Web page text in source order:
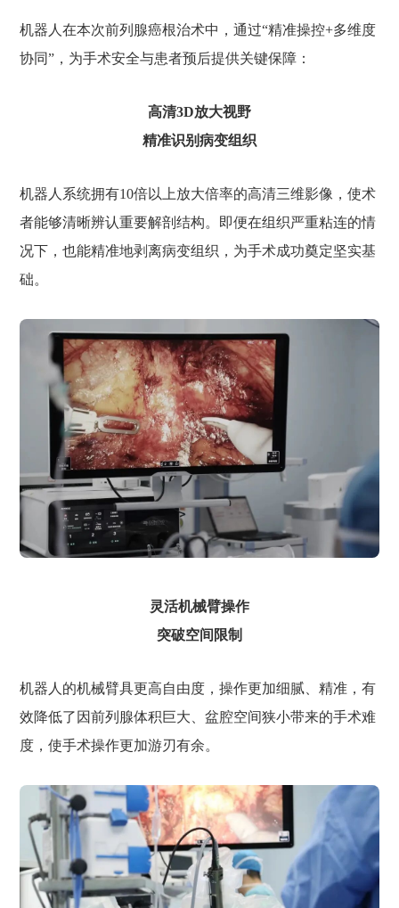
机器人在本次前列腺癌根治术中，通过“精准操控+多维度
协同”，为手术安全与患者预后提供关键保障：
高清3D放大视野
精准识别病变组织
机器人系统拥有10倍以上放大倍率的高清三维影像，使术
者能够清晰辨认重要解剖结构。即便在组织严重粘连的情
况下，也能精准地剥离病变组织，为手术成功奠定坚实基
础。
灵活机械臂操作
突破空间限制
机器人的机械臂具更高自由度，操作更加细腻、精准，有
效降低了因前列腺体积巨大、盆腔空间狭小带来的手术难
度，使手术操作更加游刃有余。